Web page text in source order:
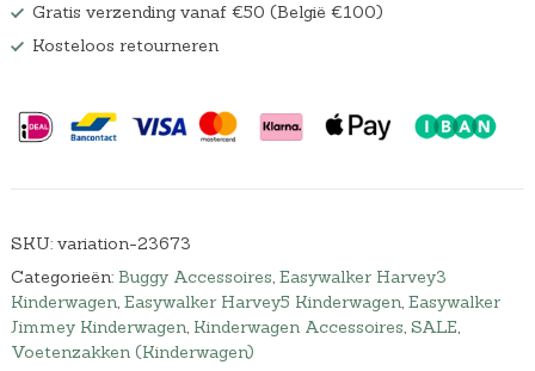
Gratis verzending vanaf €50 (België €100)
Kosteloos retourneren
SKU: variation-23673
Categorieën: Buggy Accessoires, Easywalker Harvey3
Kinderwagen, Easywalker Harvey5 Kinderwagen, Easywalker
Jimmey Kinderwagen, Kinderwagen Accessoires, SALE,
Voetenzakken (Kinderwagen)